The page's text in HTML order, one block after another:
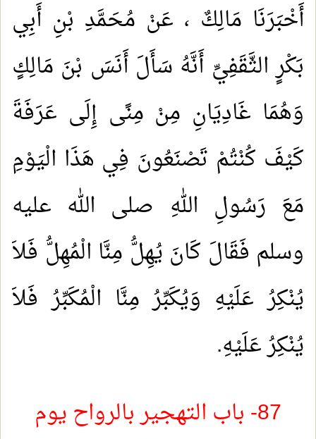
أَخْبَرَنَا مَالِكٌ ، عَنْ مُحَمَّدِ بْنِ أَبِي
بَكْرٍ الثَّقَفِيِّ أَنَّهُ سَأَلَ أَنَسَ بْنَ مَالِكٍ
وَهُمَا غَادِيَانِ مِنْ مِنًى إِلَى عَرَفَةَ
كَيْفَ كُنْتُمْ تَصْنَعُونَ فِي هَذَا الْيَوْمِ
مَعَ رَسُولِ اللهِ صلى الله عليه
وسلم فَقَالَ كَانَ يُهِلُّ مِنَّا الْمُهِلُّ فَلاَ
يُنْكِرُ عَلَيْهِ وَيُكَبِّرُ مِنَّا الْمُكَبِّرُ فَلاَ
يُنْكِرُ عَلَيْهِ.
87- باب التهجير بالرواح يوم